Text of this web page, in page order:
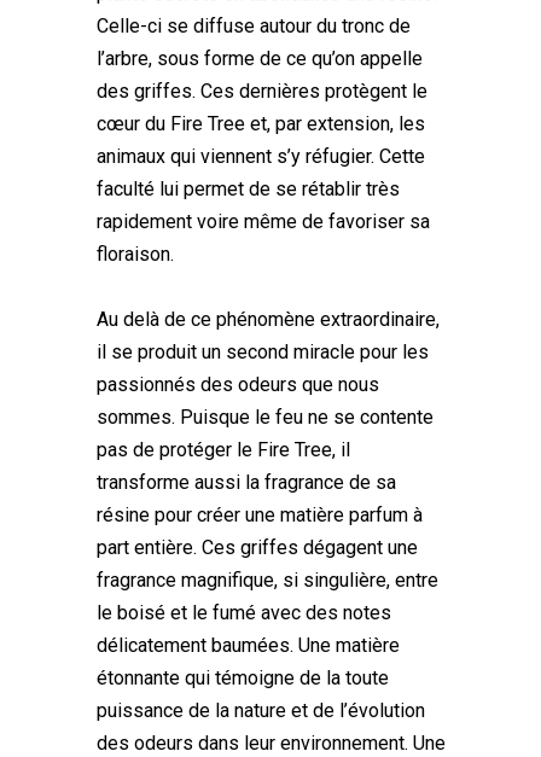
Celle-ci se diffuse autour du tronc de
l’arbre, sous forme de ce qu’on appelle
des griffes. Ces dernières protègent le
cœur du Fire Tree et, par extension, les
animaux qui viennent s’y réfugier. Cette
faculté lui permet de se rétablir très
rapidement voire même de favoriser sa
floraison.
Au delà de ce phénomène extraordinaire,
il se produit un second miracle pour les
passionnés des odeurs que nous
sommes. Puisque le feu ne se contente
pas de protéger le Fire Tree, il
transforme aussi la fragrance de sa
résine pour créer une matière parfum à
part entière. Ces griffes dégagent une
fragrance magnifique, si singulière, entre
le boisé et le fumé avec des notes
délicatement baumées. Une matière
étonnante qui témoigne de la toute
puissance de la nature et de l’évolution
des odeurs dans leur environnement. Une